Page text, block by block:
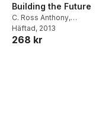
Building the Future
C. Ross Anthony,
Michael L. Hansen
Krishna B. Kumar
Häftad, 2013
268 kr